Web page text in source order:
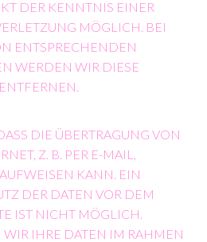
KENNTNIS EINER KO
MÖGLICH. BEI BE
RE
WIR DIESE IN
DIE ÜBERTRAGUNG VON
Z. B. PER E-MAIL,
KANN. EIN
DER DATEN VOR DEM
IST NICHT MÖGLICH.
IHRE DATEN IM RAHMEN